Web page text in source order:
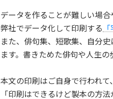
データを作ることが難しい場
弊社でデータ化して印刷する
また、俳句集、短歌集、自分
ます。書きためた俳句や人生
本文の印刷はご自身で行われ
「印刷はできるけど製本の方